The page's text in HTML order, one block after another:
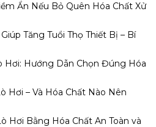
Ẩn Nếu Bỏ Quên Hóa Chất Xử
Tăng Tuổi Thọ Thiết Bị – Bí
Hơi: Hướng Dẫn Chọn Đúng Hóa
Hơi – Và Hóa Chất Nào Nên
Hơi Bằng Hóa Chất An Toàn và